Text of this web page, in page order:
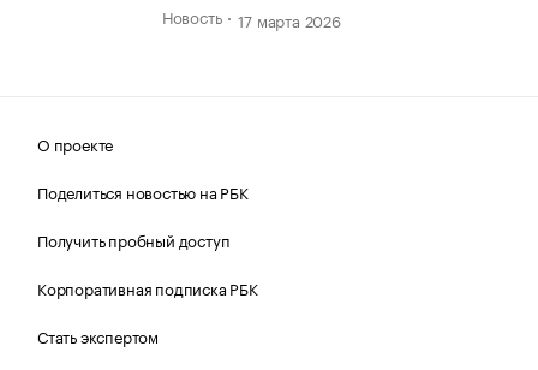
Новость 17 марта 2026
О проекте
Поделиться новостью на РБК
Получить пробный доступ
Корпоративная подписка РБК
Стать экспертом